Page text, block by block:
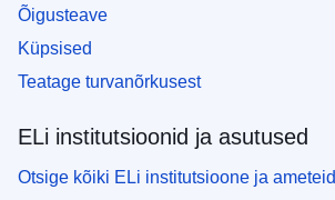
Õigusteave
Küpsised
Teatage turvanõrkusest
ELi institutsioonid ja asutused
Otsige kõiki ELi institutsioone ja ameteid